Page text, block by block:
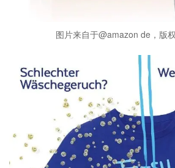
图片来自于@amazon de，版